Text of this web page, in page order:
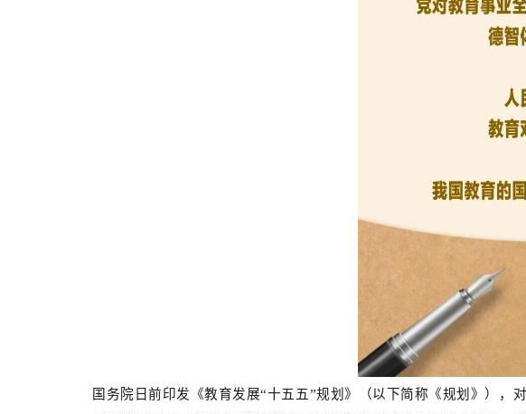
国务院日前印发《教育发展“十五五”规划》（以下简称《规划》），